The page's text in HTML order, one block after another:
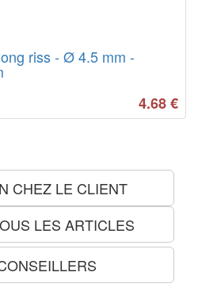
riss - Ø 4.5 mm -
4.68€
CHEZ LE CLIENT
LES ARTICLES